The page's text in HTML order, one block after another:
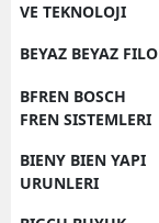
VE TEKNOLOJI
BEYAZ BEYAZ FILO
BFREN BOSCH
FREN SISTEMLERI
BIENY BIEN YAPI
URUNLERI